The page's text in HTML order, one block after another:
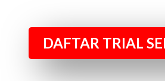
DAFTAR TRIAL